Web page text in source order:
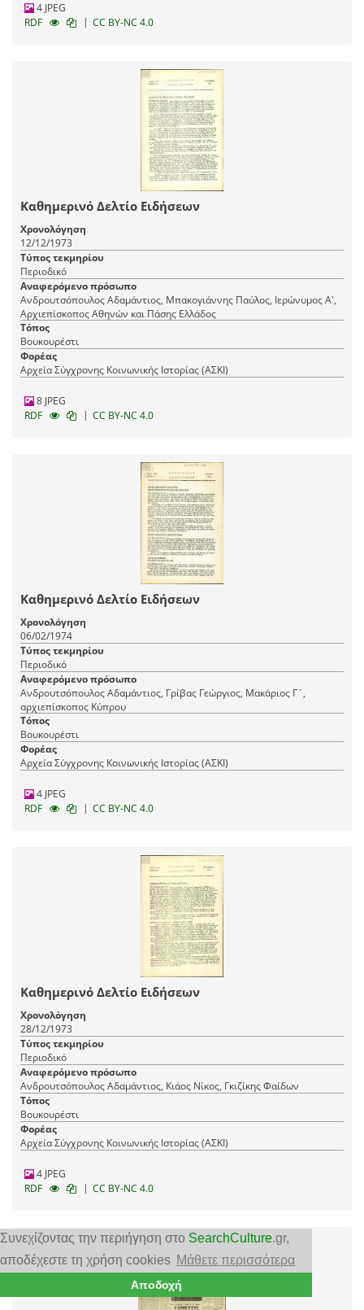
Συνεχίζοντας την περιήγηση στο SearchCulture.gr,
αποδέχεστε τη χρήση cookies Μάθετε περισσότερα
Αποδοχή
4 JPEG
RDF
| CC BY-NC 4.0
Καθημερινό Δελτίο Ειδήσεων
Χρονολόγηση
12/12/1973
Τύπος τεκμηρίου
Περιοδικό
Αναφερόμενο πρόσωπο
Ανδρουτσόπουλος Αδαμάντιος, Μπακογιάννης Παύλος, Ιερώνυμος Α',
Αρχιεπίσκοπος Αθηνών και Πάσης Ελλάδος
Τόπος
Βουκουρέστι
Φορέας
Αρχεία Σύγχρονης Κοινωνικής Ιστορίας (ΑΣΚΙ)
8 JPEG
RDF
| CC BY-NC 4.0
Καθημερινό Δελτίο Ειδήσεων
Χρονολόγηση
06/02/1974
Τύπος τεκμηρίου
Περιοδικό
Αναφερόμενο πρόσωπο
Ανδρουτσόπουλος Αδαμάντιος, Γρίβας Γεώργιος, Μακάριος Γ΄,
αρχιεπίσκοπος Κύπρου
Τόπος
Βουκουρέστι
Φορέας
Αρχεία Σύγχρονης Κοινωνικής Ιστορίας (ΑΣΚΙ)
4 JPEG
RDF
| CC BY-NC 4.0
Καθημερινό Δελτίο Ειδήσεων
Χρονολόγηση
28/12/1973
Τύπος τεκμηρίου
Περιοδικό
Αναφερόμενο πρόσωπο
Ανδρουτσόπουλος Αδαμάντιος, Κιάος Νίκος, Γκιζίκης Φαίδων
Τόπος
Βουκουρέστι
Φορέας
Αρχεία Σύγχρονης Κοινωνικής Ιστορίας (ΑΣΚΙ)
4 JPEG
RDF
| CC BY-NC 4.0